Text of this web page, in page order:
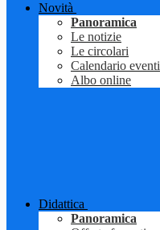
Novità
Panoramica
Le notizie
Le circolari
Calendario eventi
Albo online
Didattica
Panoramica